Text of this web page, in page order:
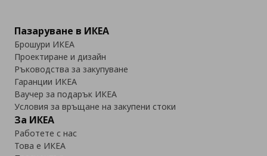
Пазаруване в ИКЕА
Брошури ИКЕА
Проектиране и дизайн
Ръководства за закупуване
Гаранции ИКЕА
Ваучер за подарък ИКЕА
Условия за връщане на закупени стоки
За ИКЕА
Работете с нас
Това е ИКЕА